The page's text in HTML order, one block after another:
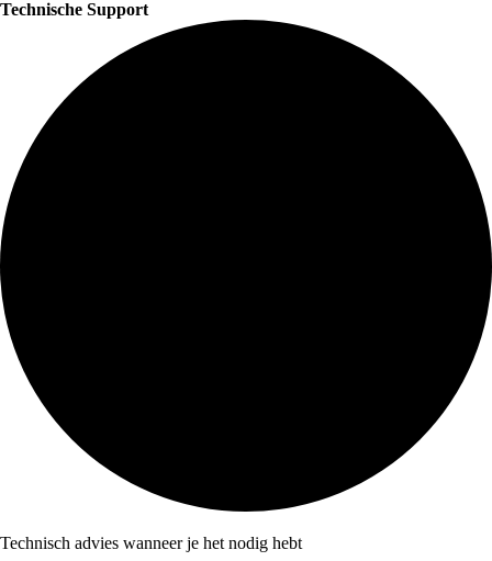
Technische Support
Technisch advies wanneer je het nodig hebt